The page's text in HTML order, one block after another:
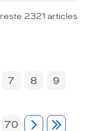
reste 2321 articles
7 8
9
70